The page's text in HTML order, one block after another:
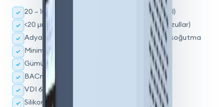
20 – 100 kg/sa geniş kapasite aralığı (3 model)
<20 μm damlacık boyutu üretimi (çift sıralı nozullar)
Adyabatik soğutma: 12°C'ye kadar ücretsiz soğutma
Minimum güç tüketimi: 1,5 – 7,5 kW
Gümüş iyon antibakteriyal teknolojisi
BACnet ağ izleme ve uzaktan sorun giderme
VDI 6022 hijyen standartlarına uygunluk
Silikonsuuz atomizasyon